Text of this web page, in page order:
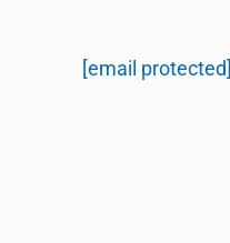
[email protected]